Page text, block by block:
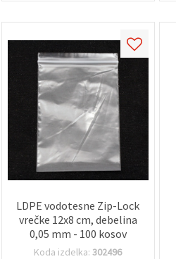
LDPE vodotesne Zip-Lock
vrečke 12x8 cm, debelina
0,05 mm - 100 kosov
Koda izdelka:302496